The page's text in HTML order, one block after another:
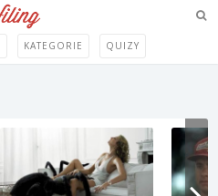
KATEGORIE QUIZY